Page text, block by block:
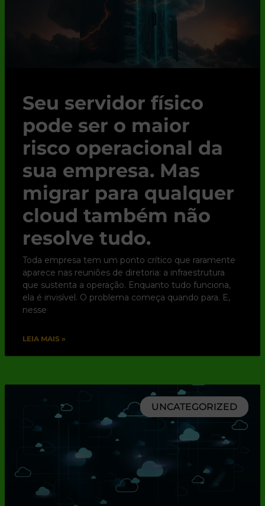
Seu servidor físico
pode ser o maior
risco operacional da
sua empresa. Mas
migrar para qualquer
cloud também não
resolve tudo.
Toda empresa tem um ponto crítico que raramente
aparece nas reuniões de diretoria: a infraestrutura
que sustenta a operação. Enquanto tudo funciona,
ela é invisível. O problema começa quando para. E,
nesse
LEIA MAIS »
UNCATEGORIZED